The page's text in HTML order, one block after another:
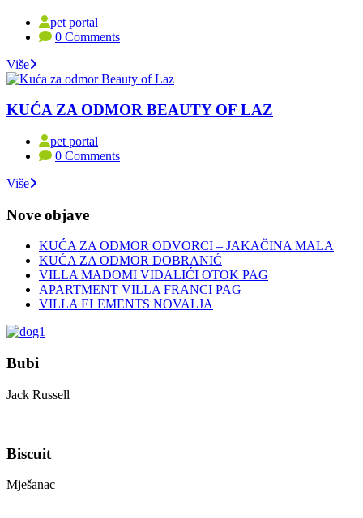
pet portal
0 Comments
Više
KUĆA ZA ODMOR BEAUTY OF LAZ
pet portal
0 Comments
Više
Nove objave
KUĆA ZA ODMOR ODVORCI – JAKAČINA MALA
KUĆA ZA ODMOR DOBRANIĆ
VILLA MADOMI VIDALIĆI OTOK PAG
APARTMENT VILLA FRANCI PAG
VILLA ELEMENTS NOVALJA
Bubi
Jack Russell
Biscuit
Mješanac